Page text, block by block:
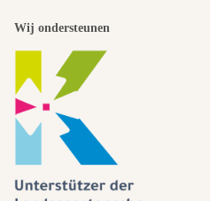
Wij ondersteunen